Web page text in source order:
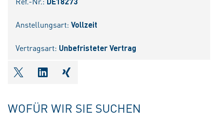
Anstellungsart: Vollzeit
Vertragsart: Unbefristeter Vertrag
shareOntwitter
shareOnlinkedIn
shareOnxing
WOFÜR WIR SIE SUCHEN